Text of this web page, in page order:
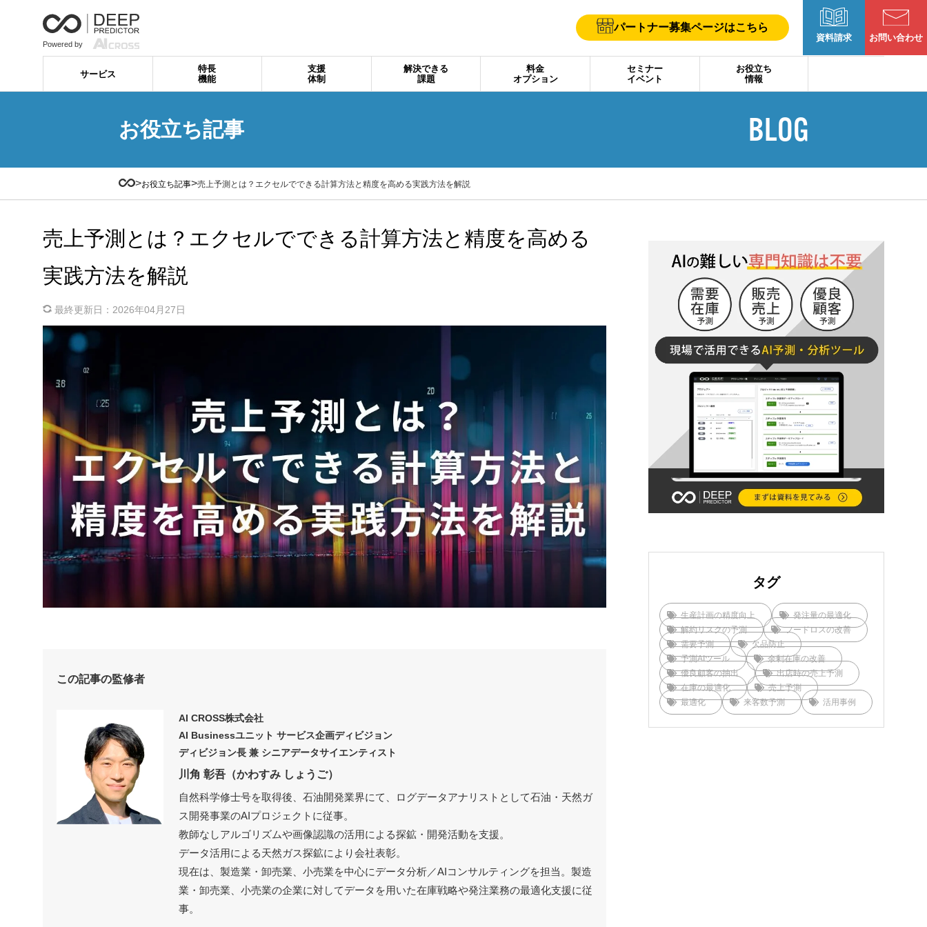
Powered by
サービス
特長
機能
支援
体制
解決できる
課題
料金
オプション
セミナー
イベント
お役立ち
情報
パートナー募集ページはこちら
資料請求 お問い合わせ
お役立ち記事 BLOG
>お役立ち記事>売上予測とは？エクセルでできる計算方法と精度を高める実践方法を解説
売上予測とは？エクセルでできる計算方法と精度を高める
実践方法を解説
最終更新日： 2026年04月27日
この記事の監修者
AI CROSS株式会社
AI Businessユニット サービス企画ディビジョン
ディビジョン長 兼 シニアデータサイエンティスト
川角 彰吾（かわすみ しょうご）
自然科学修士号を取得後、石油開発業界にて、ログデータアナリストとして石油・天然ガ
ス開発事業のAIプロジェクトに従事。
教師なしアルゴリズムや画像認識の活用による探鉱・開発活動を支援。
データ活用による天然ガス探鉱により会社表彰。
現在は、製造業・卸売業、小売業を中心にデータ分析／AIコンサルティングを担当。製造
業・卸売業、小売業の企業に対してデータを用いた在庫戦略や発注業務の最適化支援に従
事。
タグ
生産計画の精度向上
発注量の最適化
解約リスクの予測
フードロスの改善
需要予測
欠品防止
予測AIツール
余剰在庫の改善
優良顧客の抽出
出店時の売上予測
在庫の最適化
売上予測
最適化
来客数予測 活用事例